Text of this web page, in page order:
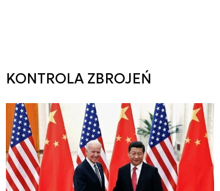
KONTROLA ZBROJEŃ